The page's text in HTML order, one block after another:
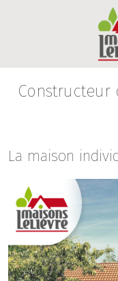
Constructeur
La maison